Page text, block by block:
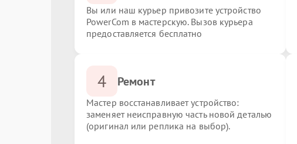
Вы или наш курьер привозите устройство
PowerCom в мастерскую. Вызов курьера
предоставляется бесплатно
4 Ремонт
Мастер восстанавливает устройство:
заменяет неисправную часть новой деталью
(оригинал или реплика на выбор).